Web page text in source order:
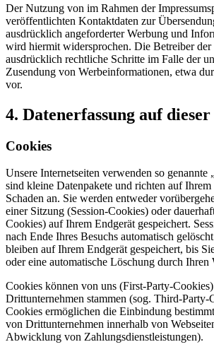
Der Nutzung von im Rahmen der
veröffentlichten Kontaktdaten zur
ausdrücklich angeforderter Werbung und
wird hiermit widersprochen. Die Betreiber der
ausdrücklich rechtliche Schritte im Falle der
Zusendung von Werbeinformationen, etwa
vor.
4. Datenerfassung auf
Cookies
Unsere Internetseiten verwenden so genannte
sind kleine Datenpakete und richten auf
Schaden an. Sie werden entweder
einer Sitzung (Session-Cookies) oder
Cookies) auf Ihrem Endgerät gespeichert.
nach Ende Ihres Besuchs automatisch
bleiben auf Ihrem Endgerät gespeichert, bis
oder eine automatische Löschung durch Ihren
Cookies können von uns (First-Party-
Drittunternehmen stammen (sog. Third-
Cookies ermöglichen die Einbindung
von Drittunternehmen innerhalb von
Abwicklung von Zahlungsdienstleistungen).